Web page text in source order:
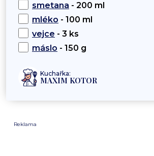
smetana - 200 ml
mléko - 100 ml
vejce - 3 ks
máslo - 150 g
Kuchařka:
MAXIM KOTOR
Reklama